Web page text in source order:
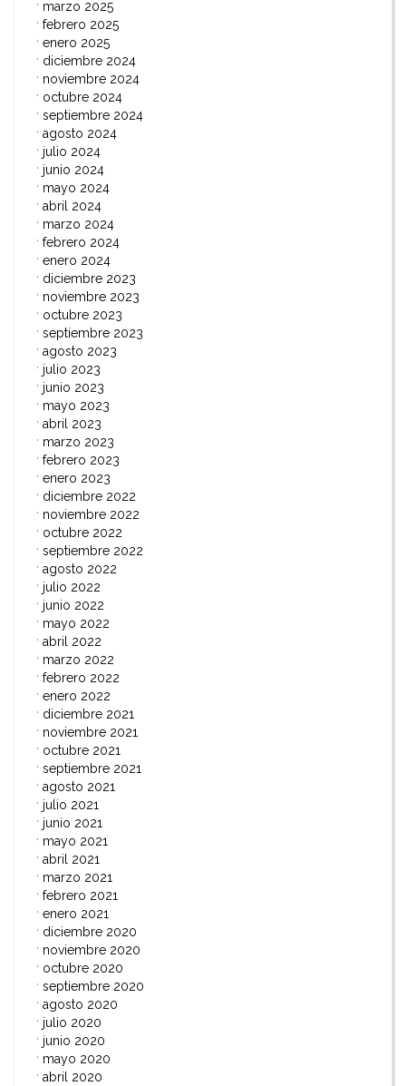
marzo 2025
febrero 2025
enero 2025
diciembre 2024
noviembre 2024
octubre 2024
septiembre 2024
agosto 2024
julio 2024
junio 2024
mayo 2024
abril 2024
marzo 2024
febrero 2024
enero 2024
diciembre 2023
noviembre 2023
octubre 2023
septiembre 2023
agosto 2023
julio 2023
junio 2023
mayo 2023
abril 2023
marzo 2023
febrero 2023
enero 2023
diciembre 2022
noviembre 2022
octubre 2022
septiembre 2022
agosto 2022
julio 2022
junio 2022
mayo 2022
abril 2022
marzo 2022
febrero 2022
enero 2022
diciembre 2021
noviembre 2021
octubre 2021
septiembre 2021
agosto 2021
julio 2021
junio 2021
mayo 2021
abril 2021
marzo 2021
febrero 2021
enero 2021
diciembre 2020
noviembre 2020
octubre 2020
septiembre 2020
agosto 2020
julio 2020
junio 2020
mayo 2020
abril 2020